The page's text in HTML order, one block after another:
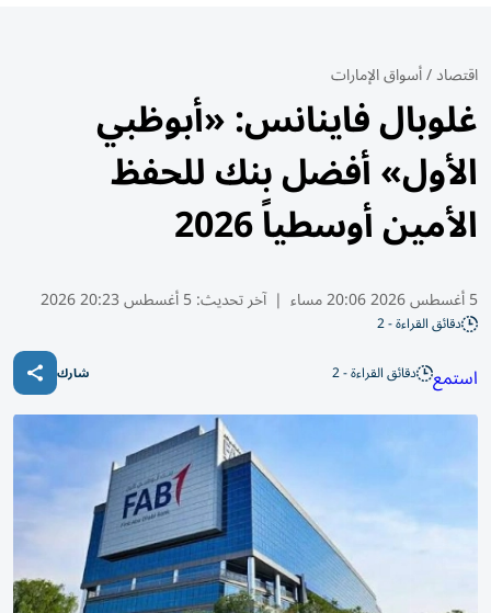
اقتصاد/أسواق الإمارات
غلوبال فاينانس: «أبوظبي
الأول» أفضل بنك للحفظ
الأمين أوسطياً 2026
5 أغسطس 2026 20:06 مساء | آخر تحديث:5 أغسطس 20:23 2026
دقائق القراءة - 2
استمع دقائق القراءة - 2 شارك